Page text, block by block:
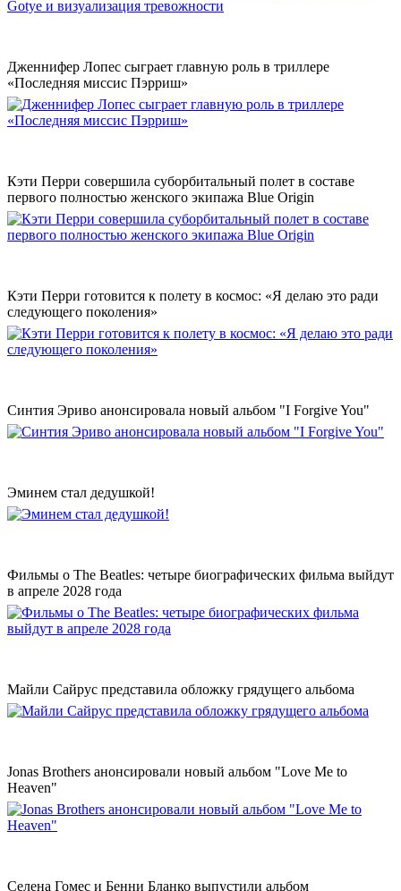
Дженнифер Лопес сыграет главную роль в триллере
«Последняя миссис Пэрриш»
Кэти Перри совершила суборбитальный полет в составе
первого полностью женского экипажа Blue Origin
Кэти Перри готовится к полету в космос: «Я делаю это ради
следующего поколения»
Синтия Эриво анонсировала новый альбом "I Forgive You"
Эминем стал дедушкой!
Фильмы о The Beatles: четыре биографических фильма выйдут
в апреле 2028 года
Майли Сайрус представила обложку грядущего альбома
Jonas Brothers анонсировали новый альбом "Love Me to
Heaven"
Селена Гомес и Бенни Бланко выпустили альбом